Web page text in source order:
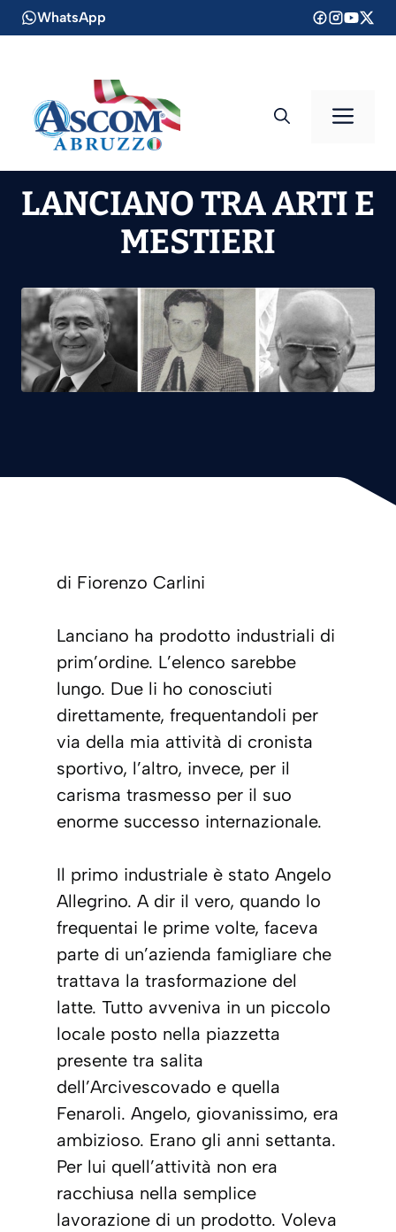
Vai
al
WhatsApp
LANCIANO TRA ARTI E
MESTIERI
di Fiorenzo Carlini
Lanciano ha prodotto industriali di
prim’ordine. L’elenco sarebbe
lungo. Due li ho conosciuti
direttamente, frequentandoli per
via della mia attività di cronista
sportivo, l’altro, invece, per il
carisma trasmesso per il suo
enorme successo internazionale.
Il primo industriale è stato Angelo
Allegrino. A dir il vero, quando lo
frequentai le prime volte, faceva
parte di un’azienda famigliare che
trattava la trasformazione del
latte. Tutto avveniva in un piccolo
locale posto nella piazzetta
presente tra salita
dell’Arcivescovado e quella
Fenaroli. Angelo, giovanissimo, era
ambizioso. Erano gli anni settanta.
Per lui quell’attività non era
racchiusa nella semplice
lavorazione di un prodotto. Voleva